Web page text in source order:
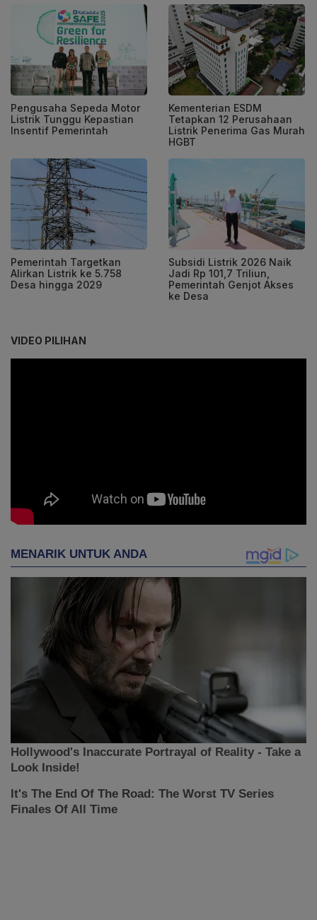
Pengusaha Sepeda Motor
Listrik Tunggu Kepastian
Insentif Pemerintah
Kementerian ESDM
Tetapkan 12 Perusahaan
Listrik Penerima Gas Murah
HGBT
Pemerintah Targetkan
Alirkan Listrik ke 5.758
Desa hingga 2029
Subsidi Listrik 2026 Naik
Jadi Rp 101,7 Triliun,
Pemerintah Genjot Akses
ke Desa
VIDEO PILIHAN